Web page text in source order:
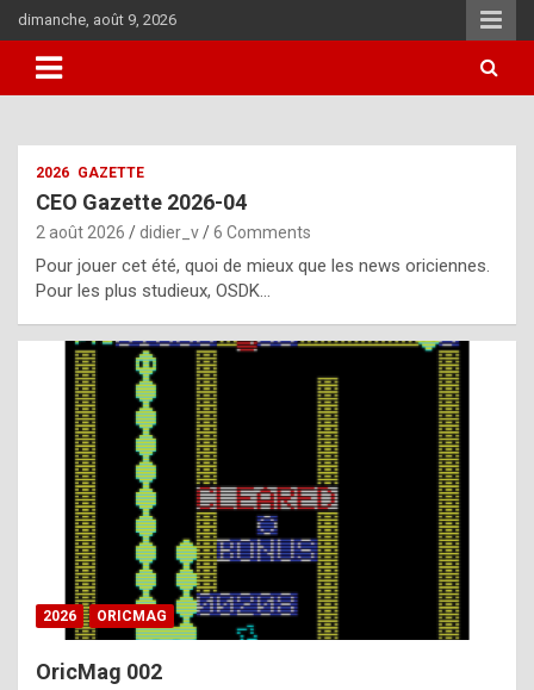
Skip
to
content
dimanche, août 9, 2026
i
u
l
y
d
i
ff
i
2026 GAZETTE
CEO Gazette 2026-04
2 août 2026 didier_v 6 Comments
Pour jouer cet été, quoi de mieux que les news oriciennes.
Pour les plus studieux, OSDK…
2026 ORICMAG
OricMag 002